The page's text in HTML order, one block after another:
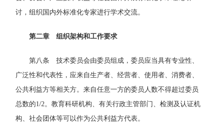
讨，组织国内外标准化专家进行学术交流。
第二章 组织架构和工作要求
第八条 技术委员会由委员组成，委员应当具有专业性、
广泛性和代表性，应来自生产者、经营者、使用者、消费者、
公共利益方等相关方。来自任意一方的委员人数不得超过委员
总数的1/2。教育科研机构、有关行政主管部门、检测及认证机
构、社会团体等可以作为公共利益方代表。